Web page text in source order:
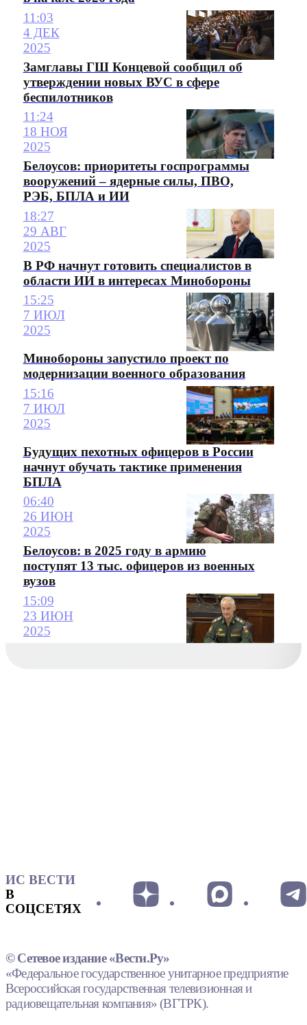
11:03
4 ДЕК
2025
Замглавы ГШ Концевой сообщил об
утверждении новых ВУС в сфере
беспилотников
11:24
18 НОЯ
2025
Белоусов: приоритеты госпрограммы
вооружений – ядерные силы, ПВО,
РЭБ, БПЛА и ИИ
18:27
29 АВГ
2025
В РФ начнут готовить специалистов в
области ИИ в интересах Минобороны
15:25
7 ИЮЛ
2025
Минобороны запустило проект по
модернизации военного образования
15:16
7 ИЮЛ
2025
Будущих пехотных офицеров в России
начнут обучать тактике применения
БПЛА
06:40
26 ИЮН
2025
Белоусов: в 2025 году в армию
поступят 13 тыс. офицеров из военных
вузов
15:09
23 ИЮН
2025
ИС ВЕСТИ
В
СОЦСЕТЯХ
© Сетевое издание «Вести.Ру»
«Федеральное государственное унитарное предприятие
Всероссийская государственная телевизионная и
радиовещательная компания» (ВГТРК).